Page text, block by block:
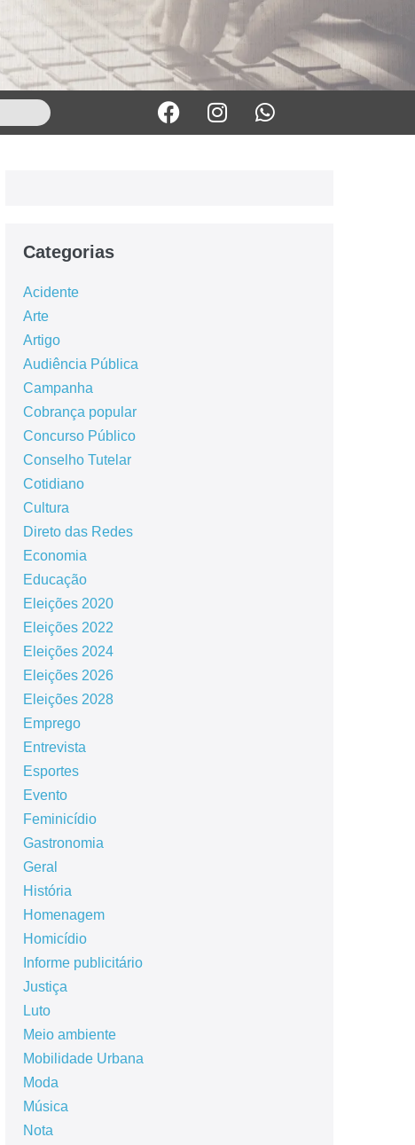
Categorias
Acidente
Arte
Artigo
Audiência Pública
Campanha
Cobrança popular
Concurso Público
Conselho Tutelar
Cotidiano
Cultura
Direto das Redes
Economia
Educação
Eleições 2020
Eleições 2022
Eleições 2024
Eleições 2026
Eleições 2028
Emprego
Entrevista
Esportes
Evento
Feminicídio
Gastronomia
Geral
História
Homenagem
Homicídio
Informe publicitário
Justiça
Luto
Meio ambiente
Mobilidade Urbana
Moda
Música
Nota